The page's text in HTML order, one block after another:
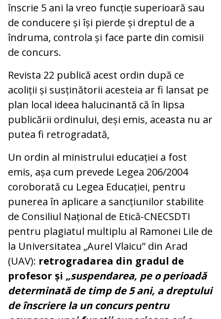
înscrie 5 ani la vreo funcție superioară sau
de conducere și își pierde și dreptul de a
îndruma, controla și face parte din comisii
de concurs.
Revista 22 publică acest ordin după ce
acoliții și susținătorii acesteia ar fi lansat pe
plan local ideea halucinantă că în lipsa
publicării ordinului, deși emis, aceasta nu ar
putea fi retrogradată,
Un ordin al ministrului educației a fost
emis, așa cum prevede Legea 206/2004
coroborată cu Legea Educației, pentru
punerea în aplicare a sancțiunilor stabilite
de Consiliul Național de Etică-CNECSDTI
pentru plagiatul multiplu al Ramonei Lile de
la Universitatea „Aurel Vlaicu” din Arad
(UAV): retrogradarea din gradul de
profesor și „suspendarea, pe o perioadă
determinată de timp de 5 ani, a dreptului
de înscriere la un concurs pentru